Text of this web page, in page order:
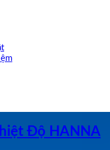
Độ HANNA